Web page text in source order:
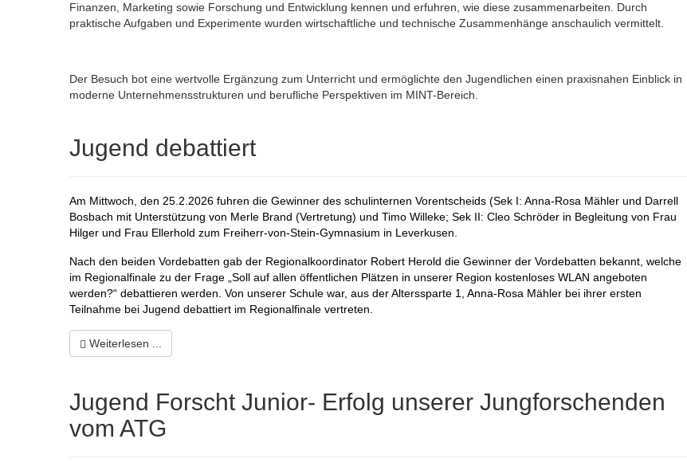
Finanzen, Marketing sowie Forschung und Entwicklung kennen und erfuhren, wie diese zusammenarbeiten. Durch
praktische Aufgaben und Experimente wurden wirtschaftliche und technische Zusammenhänge anschaulich vermittelt.
Der Besuch bot eine wertvolle Ergänzung zum Unterricht und ermöglichte den Jugendlichen einen praxisnahen Einblick in
moderne Unternehmensstrukturen und berufliche Perspektiven im MINT-Bereich.
Jugend debattiert
Am Mittwoch, den 25.2.2026 fuhren die Gewinner des schulinternen Vorentscheids (Sek I: Anna-Rosa Mähler und Darrell
Bosbach mit Unterstützung von Merle Brand (Vertretung) und Timo Willeke; Sek II: Cleo Schröder in Begleitung von Frau
Hilger und Frau Ellerhold zum Freiherr-von-Stein-Gymnasium in Leverkusen.
Nach den beiden Vordebatten gab der Regionalkoordinator Robert Herold die Gewinner der Vordebatten bekannt, welche
im Regionalfinale zu der Frage „Soll auf allen öffentlichen Plätzen in unserer Region kostenloses WLAN angeboten
werden?“ debattieren werden. Von unserer Schule war, aus der Alterssparte 1, Anna-Rosa Mähler bei ihrer ersten
Teilnahme bei Jugend debattiert im Regionalfinale vertreten.
Weiterlesen ...
Jugend Forscht Junior- Erfolg unserer Jungforschenden
vom ATG